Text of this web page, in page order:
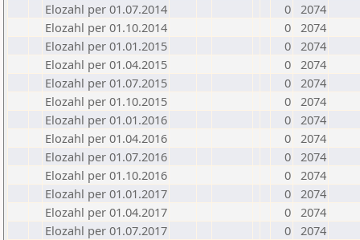
Elozahl per 01.07.2014
0 2074
Elozahl per 01.10.2014
0 2074
Elozahl per 01.01.2015
0 2074
Elozahl per 01.04.2015
0 2074
Elozahl per 01.07.2015
0 2074
Elozahl per 01.10.2015
0 2074
Elozahl per 01.01.2016
0 2074
Elozahl per 01.04.2016
0 2074
Elozahl per 01.07.2016
0 2074
Elozahl per 01.10.2016
0 2074
Elozahl per 01.01.2017
0 2074
Elozahl per 01.04.2017
0 2074
Elozahl per 01.07.2017
0 2074